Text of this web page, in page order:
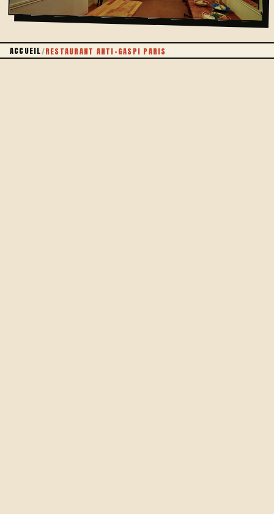
ACCUEIL/RESTAURANT ANTI-GASPI PARIS